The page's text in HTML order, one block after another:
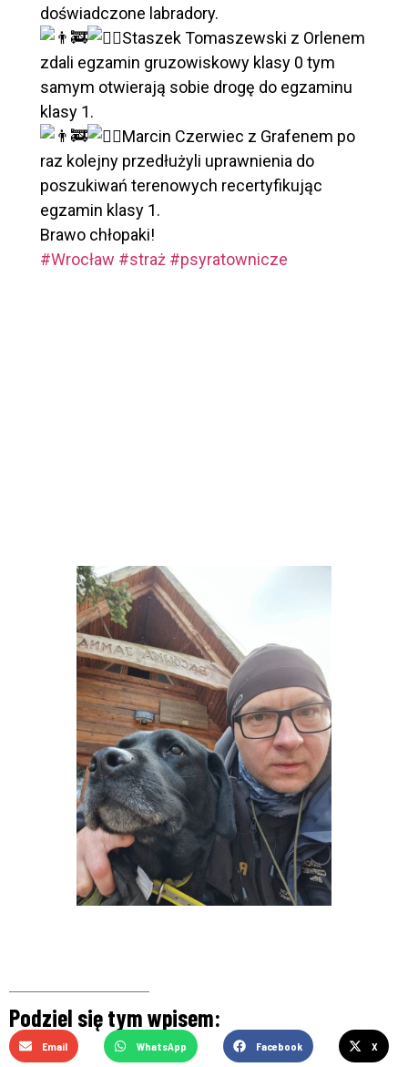
doświadczone labradory.
Staszek Tomaszewski z Orlenem
zdali egzamin gruzowiskowy klasy 0 tym
samym otwierają sobie drogę do egzaminu
klasy 1.
Marcin Czerwiec z Grafenem po
raz kolejny przedłużyli uprawnienia do
poszukiwań terenowych recertyfikując
egzamin klasy 1.
Brawo chłopaki!
#Wrocław #straż #psyratownicze
Podziel się tym wpisem:
Email WhatsApp Facebook X